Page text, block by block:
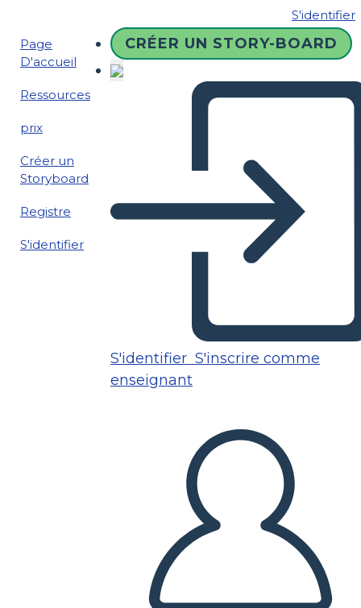
S'identifier
Page
D'accueil
Ressources
prix
Créer un
Storyboard
Registre
S'identifier
CRÉER UN STORY-BOARD
S'identifier S'inscrire comme
enseignant